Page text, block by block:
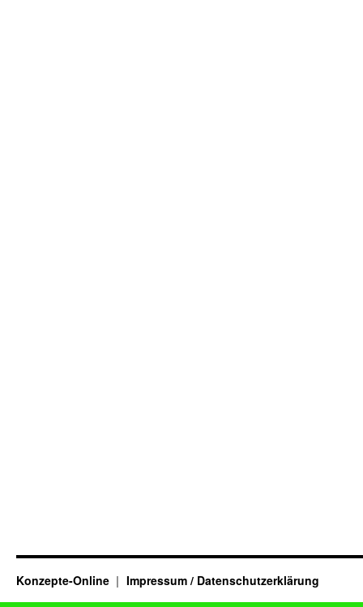
Konzepte-Online Impressum / Datenschutzerklärung